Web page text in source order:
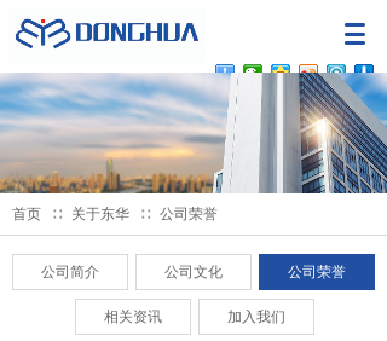
首页 ∷ 关于东华 ∷ 公司荣誉
公司简介 公司文化 公司荣誉
加入我们
相关资讯